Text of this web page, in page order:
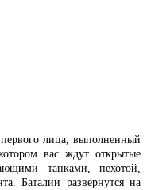
лица, выполненный
вас ждут открытые
танками, пехотой,
Баталии развернутся на